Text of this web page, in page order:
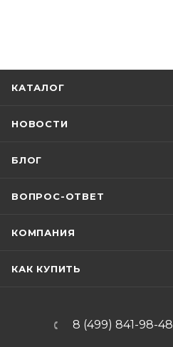
КАТАЛОГ
НОВОСТИ
БЛОГ
ВОПРОС-ОТВЕТ
КОМПАНИЯ
КАК КУПИТЬ
8 (499) 841-98-48